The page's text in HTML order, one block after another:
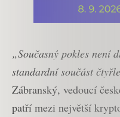
„Současný pokles není
standardní součást
Zábranský, vedoucí
patří mezi největší